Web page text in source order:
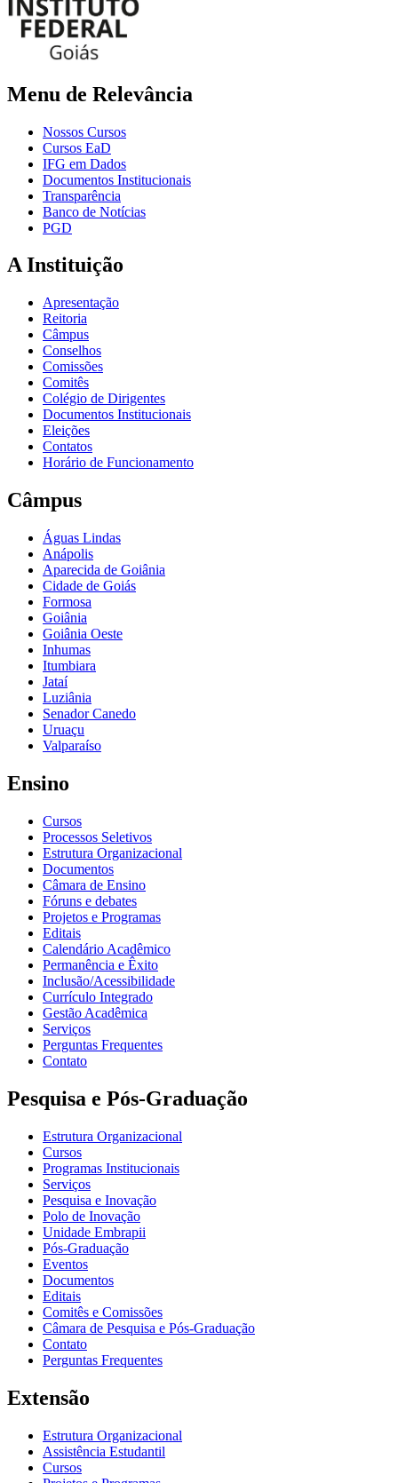
Menu de Relevância
Nossos Cursos
Cursos EaD
IFG em Dados
Documentos Institucionais
Transparência
Banco de Notícias
PGD
A Instituição
Apresentação
Reitoria
Câmpus
Conselhos
Comissões
Comitês
Colégio de Dirigentes
Documentos Institucionais
Eleições
Contatos
Horário de Funcionamento
Câmpus
Águas Lindas
Anápolis
Aparecida de Goiânia
Cidade de Goiás
Formosa
Goiânia
Goiânia Oeste
Inhumas
Itumbiara
Jataí
Luziânia
Senador Canedo
Uruaçu
Valparaíso
Ensino
Cursos
Processos Seletivos
Estrutura Organizacional
Documentos
Câmara de Ensino
Fóruns e debates
Projetos e Programas
Editais
Calendário Acadêmico
Permanência e Êxito
Inclusão/Acessibilidade
Currículo Integrado
Gestão Acadêmica
Serviços
Perguntas Frequentes
Contato
Pesquisa e Pós-Graduação
Estrutura Organizacional
Cursos
Programas Institucionais
Serviços
Pesquisa e Inovação
Polo de Inovação
Unidade Embrapii
Pós-Graduação
Eventos
Documentos
Editais
Comitês e Comissões
Câmara de Pesquisa e Pós-Graduação
Contato
Perguntas Frequentes
Extensão
Estrutura Organizacional
Assistência Estudantil
Cursos